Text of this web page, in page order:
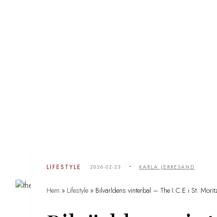
LIFESTYLE 2026-02-23 - KARLA JERRESAND
Hem » Lifestyle » Bilvärldens vinterbal – The I.C.E i St.